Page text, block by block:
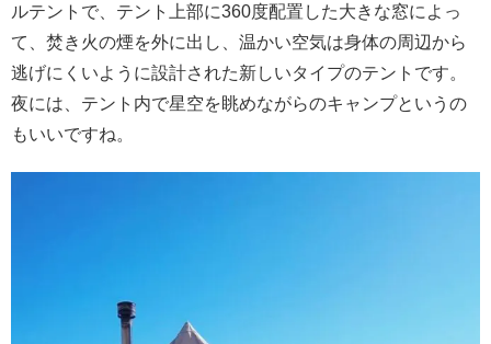
ルテントで、テント上部に360度配置した大きな窓によっ
て、焚き火の煙を外に出し、温かい空気は身体の周辺から
逃げにくいように設計された新しいタイプのテントです。
夜には、テント内で星空を眺めながらのキャンプというの
もいいですね。